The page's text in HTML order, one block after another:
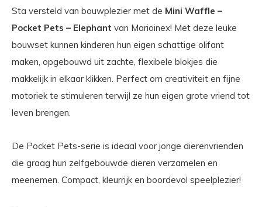
Sta versteld van bouwplezier met de Mini Waffle –
Pocket Pets – Elephant van Marioinex! Met deze leuke
bouwset kunnen kinderen hun eigen schattige olifant
maken, opgebouwd uit zachte, flexibele blokjes die
makkelijk in elkaar klikken. Perfect om creativiteit en fijne
motoriek te stimuleren terwijl ze hun eigen grote vriend tot
leven brengen.
De Pocket Pets-serie is ideaal voor jonge dierenvrienden
die graag hun zelfgebouwde dieren verzamelen en
meenemen. Compact, kleurrijk en boordevol speelplezier!